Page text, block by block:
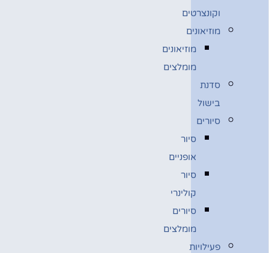
וקונצרטים
מוזיאונים
מוזיאונים
מומלצים
סדנת
בישול
סיורים
סיור
אופניים
סיור
קולינרי
סיורים
מומלצים
פעילויות